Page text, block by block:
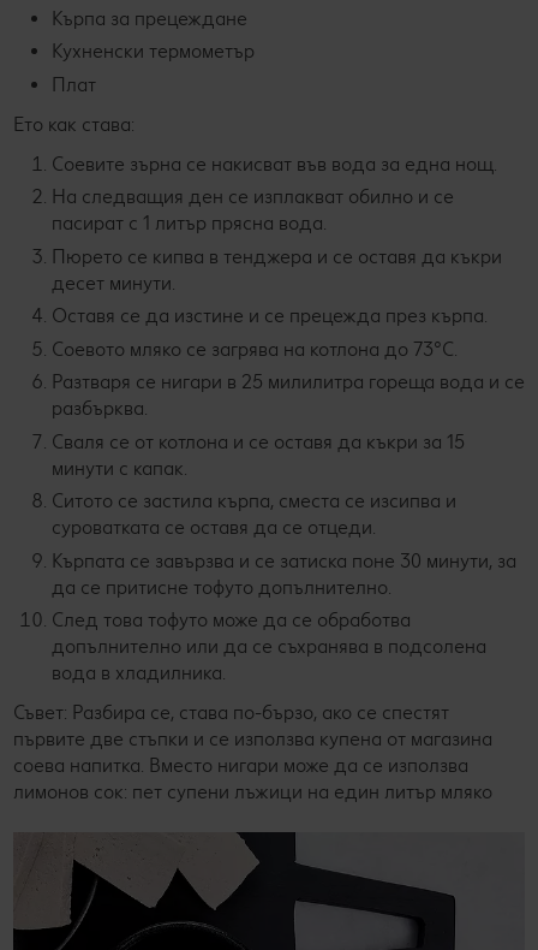
Кърпа за прецеждане
Кухненски термометър
Плат
Ето как става:
Соевите зърна се накисват във вода за една нощ.
На следващия ден се изплакват обилно и се
пасират с 1 литър прясна вода.
Пюрето се кипва в тенджера и се оставя да къкри
десет минути.
Оставя се да изстине и се прецежда през кърпа.
Соевото мляко се загрява на котлона до 73°C.
Разтваря се нигари в 25 милилитра гореща вода и се
разбърква.
Сваля се от котлона и се оставя да къкри за 15
минути с капак.
Ситото се застила кърпа, сместа се изсипва и
суроватката се оставя да се отцеди.
Кърпата се завързва и се затиска поне 30 минути, за
да се притисне тофуто допълнително.
След това тофуто може да се обработва
допълнително или да се съхранява в подсолена
вода в хладилника.
Съвет: Разбира се, става по-бързо, ако се спестят
първите две стъпки и се използва купена от магазина
соева напитка. Вместо нигари може да се използва
лимонов сок: пет супени лъжици на един литър мляко